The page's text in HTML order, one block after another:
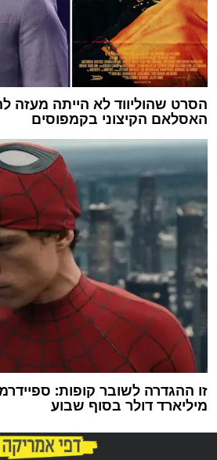
הסרט שהוליווד לא הייתה מעזה
האסלאם הקיצוני בקמפוסים
זו ההגדרה לשובר קופות:
מיליארד דולר בסוף שבוע